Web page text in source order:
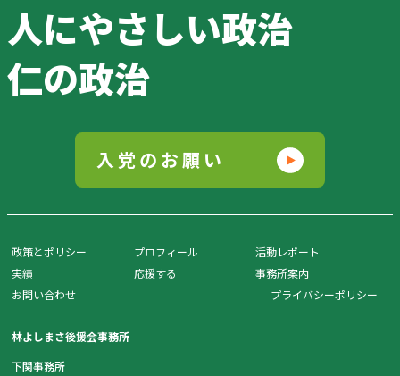
人にやさしい政治
仁の政治
入党のお願い
政策とポリシー プロフィール
活動レポート
実績
応援する
事務所案内
お問い合わせ
プライバシーポリシー
林よしまさ後援会事務所
下関事務所